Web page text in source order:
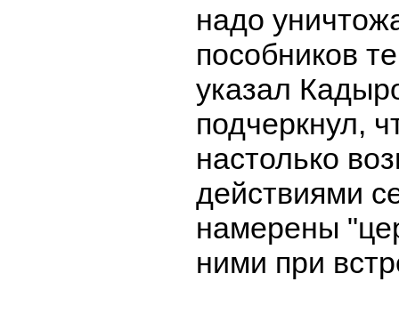
надо
пособников
указал
подчеркнул,
настолько
действиями
намерены
ними при